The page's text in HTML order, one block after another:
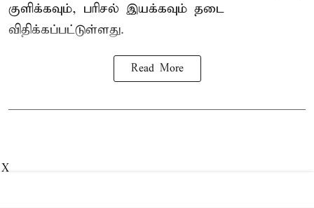
குளிக்கவும், பரிசல் இயக்கவும் தடை
விதிக்கப்பட்டுள்ளது.
Read More
X